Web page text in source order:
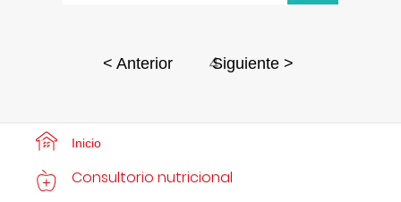
< Anterior 4
Siguiente >
Inicio
Consultorio nutricional